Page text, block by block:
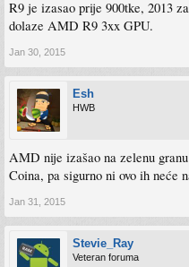
R9 je izasao prije 900tke, 2013
dolaze AMD R9 3xx GPU.
Jan 30, 2015
Esh
HWB
AMD nije izašao na zelenu
Coina, pa sigurno ni ovo ih neće
Jan 31, 2015
Stevie_Ray
Veteran foruma